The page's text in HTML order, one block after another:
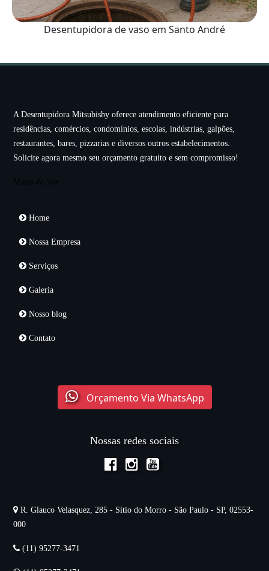
Desentupidora de vaso em Santo André
A Desentupidora Mitsubishy oferece atendimento eficiente para
residências, comércios, condomínios, escolas, indústrias, galpões,
restaurantes, bares, pizzarias e diversos outros estabelecimentos.
Solicite agora mesmo seu orçamento gratuito e sem compromisso!
Mapa do Site
Home
Nossa Empresa
Serviços
Galeria
Nosso blog
Contato
Orçamento Via WhatsApp
Nossas redes sociais
R. Glauco Velasquez, 285 - Sítio do Morro - São Paulo - SP, 02553-
000
(11) 95277-3471